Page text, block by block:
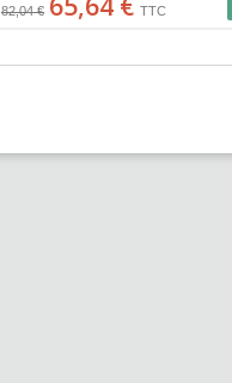
82,04 € TTC